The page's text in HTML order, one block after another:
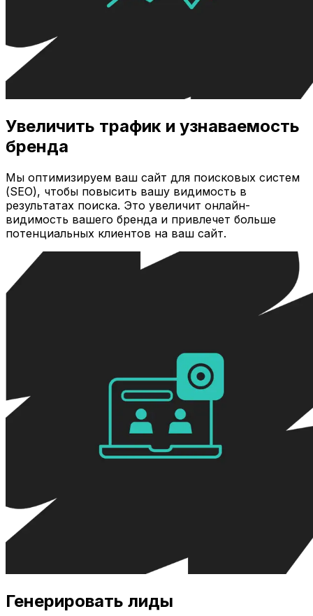
Увеличить трафик и узнаваемость
бренда
Мы оптимизируем ваш сайт для поисковых систем
(SEO), чтобы повысить вашу видимость в
результатах поиска. Это увеличит онлайн-
видимость вашего бренда и привлечет больше
потенциальных клиентов на ваш сайт.
Генерировать лиды